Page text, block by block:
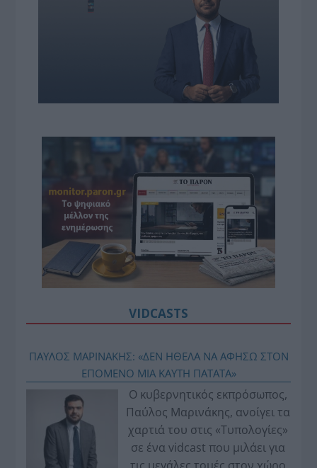
VIDCASTS
ΠΑΥΛΟΣ ΜΑΡΙΝΑΚΗΣ: «ΔΕΝ ΗΘΕΛΑ ΝΑ ΑΦΗΣΩ ΣΤΟΝ
ΕΠΟΜΕΝΟ ΜΙΑ ΚΑΥΤΗ ΠΑΤΑΤΑ»
Ο κυβερνητικός εκπρόσωπος,
Παύλος Μαρινάκης, ανοίγει τα
χαρτιά του στις «Τυπολογίες»
σε ένα vidcast που μιλάει για